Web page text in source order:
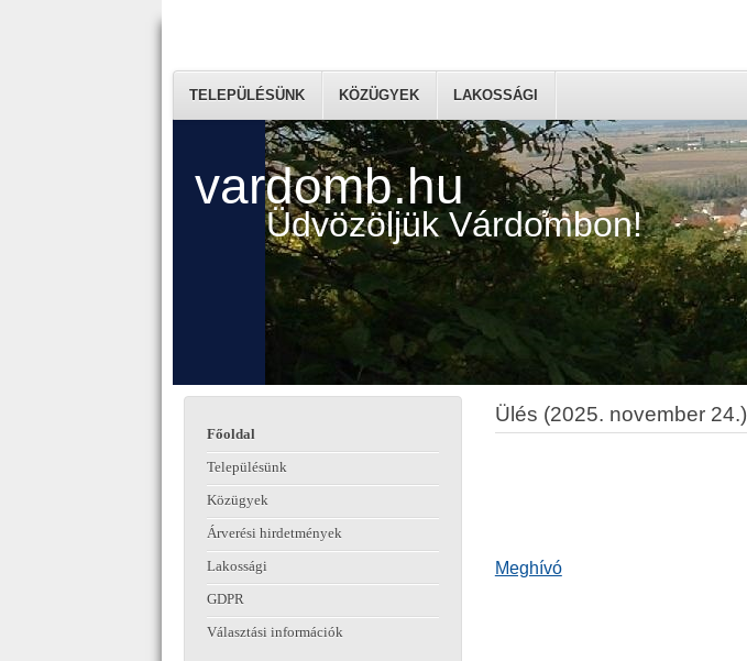
vardomb.hu
Üdvözöljük Várdombon!
TELEPÜLÉSÜNK KÖZÜGYEK LAKOSSÁGI
Főoldal
Településünk
Közügyek
Árverési hirdetmények
Lakossági
GDPR
Választási információk
Ülés (2025. november 24.)
Meghívó